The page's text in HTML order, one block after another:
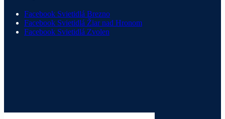
Facebook Svietidlá Brezno
Facebook Svietidlá Žiar nad Hronom
Facebook Svietidlá Zvolen